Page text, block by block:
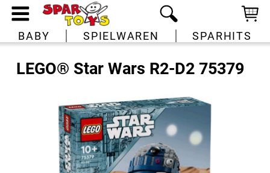
BABY SPIELWAREN SPARHITS
LEGO® Star Wars R2-D2 75379